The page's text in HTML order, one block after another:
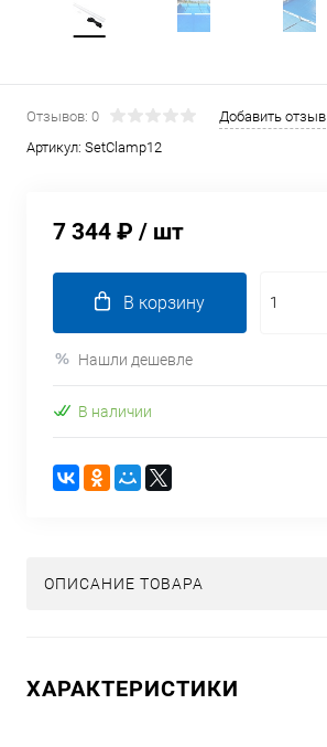
Отзывов: 0
Добавить отзыв
Артикул: SetClamp12
7 344 ₽ / шт
В корзину
Нашли дешевле
В наличии
ОПИСАНИЕ ТОВАРА
ХАРАКТЕРИСТИКИ